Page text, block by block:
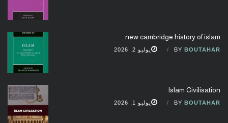
new cambridge history of islam
BY BOUTAHAR يوليو 2, 2026
Islam Civilisation
BY BOUTAHAR يوليو 1, 2026